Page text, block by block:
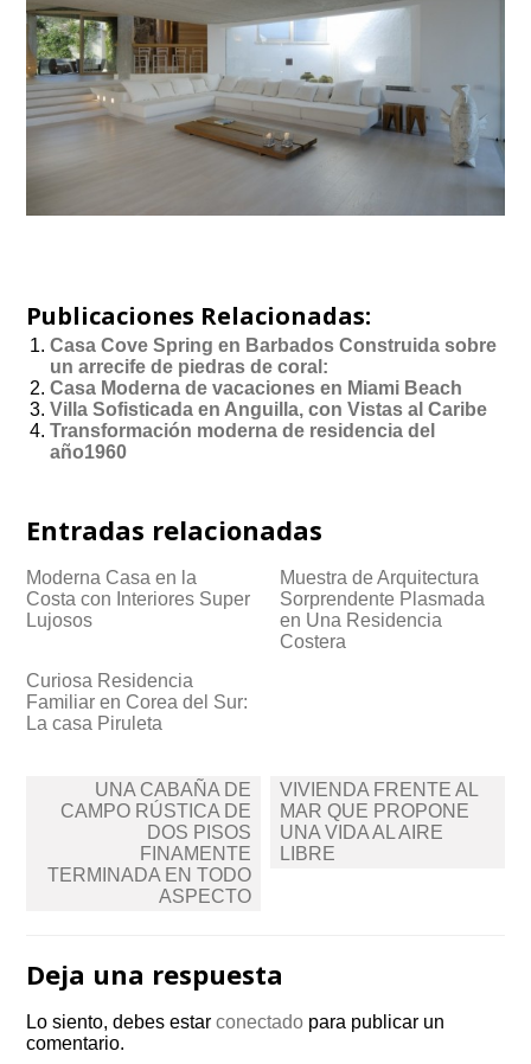
Publicaciones Relacionadas:
Casa Cove Spring en Barbados Construida sobre
un arrecife de piedras de coral:
Casa Moderna de vacaciones en Miami Beach
Villa Sofisticada en Anguilla, con Vistas al Caribe
Transformación moderna de residencia del
año1960
Entradas relacionadas
Moderna Casa en la
Costa con Interiores Super
Lujosos
Muestra de Arquitectura
Sorprendente Plasmada
en Una Residencia
Costera
Curiosa Residencia
Familiar en Corea del Sur:
La casa Piruleta
Navegación
UNA CABAÑA DE
CAMPO RÚSTICA DE
DOS PISOS
FINAMENTE
TERMINADA EN TODO
ASPECTO
VIVIENDA FRENTE AL
MAR QUE PROPONE
UNA VIDA AL AIRE
LIBRE
Deja una respuesta
Lo siento, debes estarconectado para publicar un
comentario.